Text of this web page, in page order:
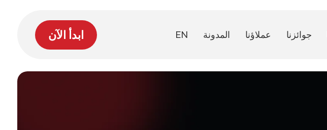
جوائزنا عملاؤنا المدونة EN ابدأ الآن